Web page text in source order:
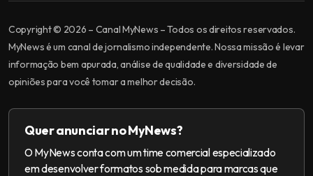
Copyright © 2026 – Canal MyNews – Todos os direitos reservados.
MyNews é um canal de jornalismo independente. Nossa missão é levar
informação bem apurada, análise de qualidade e diversidade de
opiniões para você tomar a melhor decisão.
Quer anunciar no MyNews?
O MyNews conta com um time comercial especializado
em desenvolver formatos sob medida para marcas que